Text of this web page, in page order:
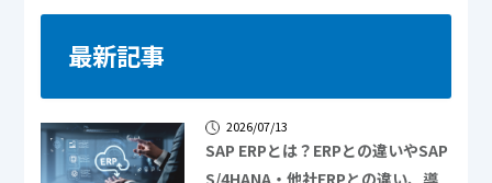
最新記事
2026/07/13
SAP ERPとは？ERPとの違いやSAP
S/4HANA・他社ERPとの違い、導